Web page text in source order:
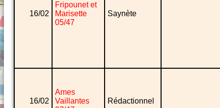
16/02
Fripounet et
Marisette
05/47
Saynète
16/02
Ames
Vaillantes
Rédactionnel